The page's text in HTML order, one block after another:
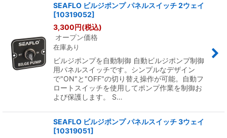
SEAFLO ビルジポンプ パネルスイッチ 2ウェイ
[10319052]
3,300円(税込)
オープン価格
在庫あり
ビルジポンプを自動制御 自動ビルジポンプ制御
用パネルスイッチです。シンプルなデザイン
で"ON"と"OFF"の切り替え操作が可能。自動フ
ロートスイッチを使用してポンプ作業を制御お
よび保護します。 S…
SEAFLO ビルジポンプ パネルスイッチ 3ウェイ
[10319051]